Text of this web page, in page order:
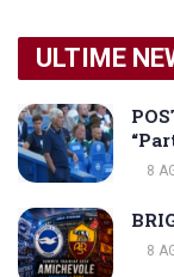
ULTIME
8
8